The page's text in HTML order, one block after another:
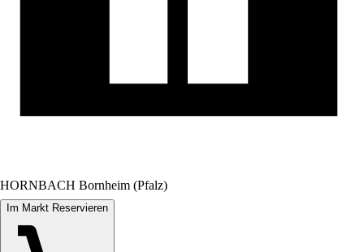
HORNBACH Bornheim (Pfalz)
Im Markt Reservieren